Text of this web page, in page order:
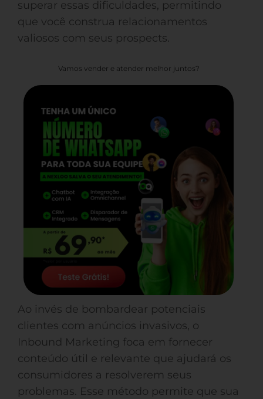
superar essas dificuldades, permitindo
que você construa relacionamentos
valiosos com seus prospects.
Vamos vender e atender melhor juntos?
Ao invés de bombardear potenciais
clientes com anúncios invasivos, o
Inbound Marketing foca em fornecer
conteúdo útil e relevante que ajudará os
consumidores a resolverem seus
problemas. Esse método permite que sua